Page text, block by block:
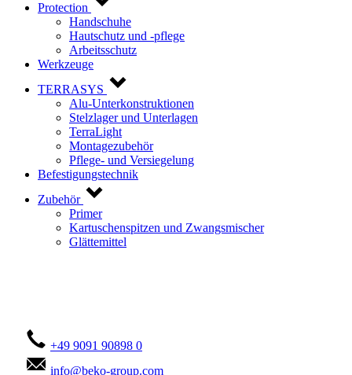
Protection
Handschuhe
Hautschutz und -pflege
Arbeitsschutz
Werkzeuge
TERRASYS
Alu-Unterkonstruktionen
Stelzlager und Unterlagen
TerraLight
Montagezubehör
Pflege- und Versiegelung
Befestigungstechnik
Zubehör
Primer
Kartuschenspitzen und Zwangsmischer
Glättemittel
+49 9091 90898 0
info@beko-group.com